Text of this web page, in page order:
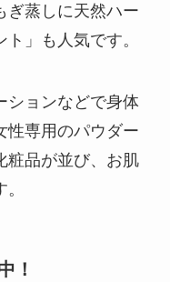
ぎ蒸しに天然ハー
」も人気です。
ションなどで身体
性専用のパウダー
粧品が並び、お肌
！